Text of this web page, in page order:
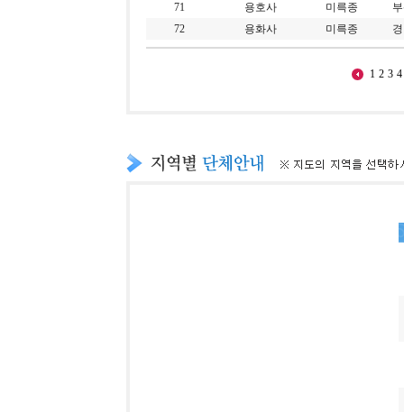
71
용호사 미륵종
72
용화사 미륵종
1 2 3 4